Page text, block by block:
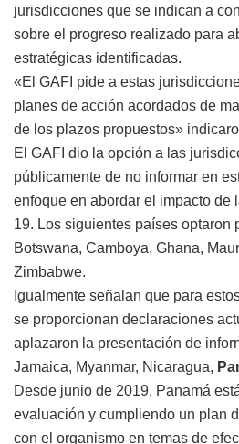
jurisdicciones que se indican a
sobre el progreso realizado para
estratégicas identificadas.
«El GAFI pide a estas
planes de acción acordados de
de los plazos propuestos»
El GAFI dio la opción a las
públicamente de no informar en
enfoque en abordar el impacto de
19. Los siguientes países optaron
Botswana, Camboya, Ghana,
Zimbabwe.
Igualmente señalan que para
se proporcionan declaraciones
aplazaron la presentación de
Jamaica, Myanmar, Nicaragua,
Desde junio de 2019, Panamá
evaluación y cumpliendo un plan
con el organismo en temas de